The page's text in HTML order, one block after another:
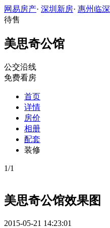
网易房产· 深圳新房· 惠州临深
待售
美思奇公馆
公交沿线
免费看房
首页
详情
房价
相册
配套
装修
1/1
美思奇公馆效果图
2015-05-21 14:23:01